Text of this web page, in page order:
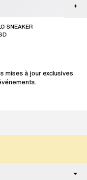
SNEAKER
mises à jour exclusives